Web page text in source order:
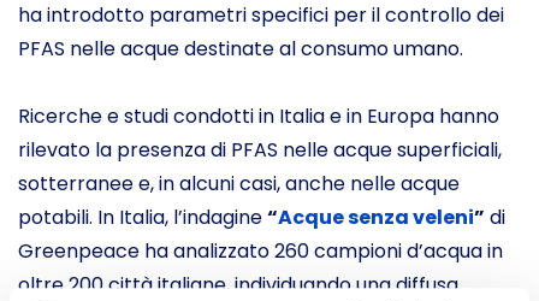
ha introdotto parametri specifici per il controllo dei
PFAS nelle acque destinate al consumo umano.
Ricerche e studi condotti in Italia e in Europa hanno
rilevato la presenza di PFAS nelle acque superficiali,
sotterranee e, in alcuni casi, anche nelle acque
potabili. In Italia, l’indagine“Acque senza veleni” di
Greenpeace ha analizzato 260 campioni d’acqua in
oltre 200 città italiane, individuando una diffusa